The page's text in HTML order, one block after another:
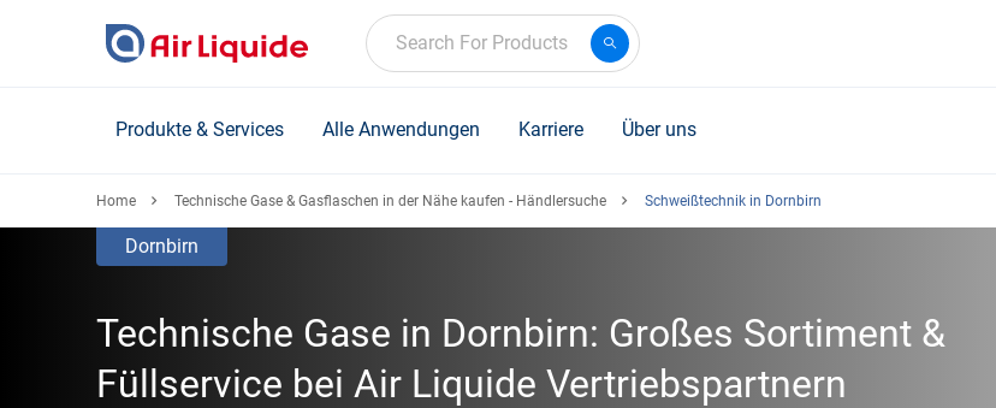
Search For Products
Produkte & Services Alle Anwendungen Karriere Über uns
Home Technische Gase & Gasflaschen in der Nähe kaufen - Händlersuche Schweißtechnik in Dornbirn
Dornbirn
Technische Gase in Dornbirn: Großes Sortiment &
Füllservice bei Air Liquide Vertriebspartnern